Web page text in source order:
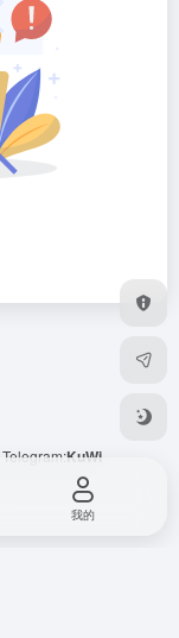
Telegram:KuWi
我的